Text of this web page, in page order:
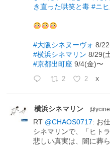
き直った哄笑と毒 #ニ
#大阪シネヌーヴォ 8/
#横浜シネマリン 8/29(
#京都出町座 9/4(金)〜
2 2 X
横浜シネマリン
RT @CHAOS0717: お
シネマリンで、「ヒト
悲しい真実は、闇に葬ら